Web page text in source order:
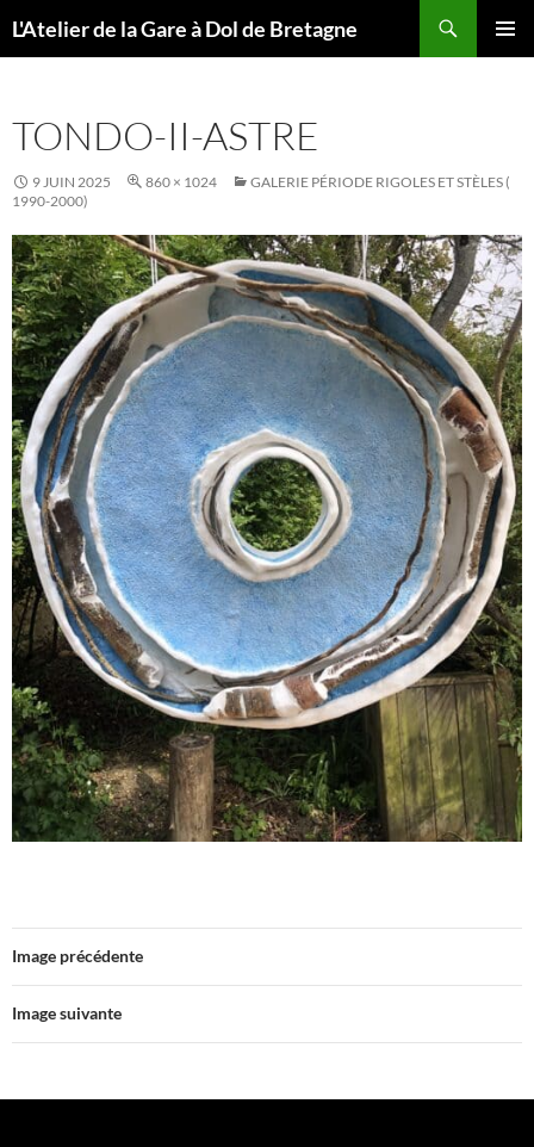
auL'Atelier de la Gare à Dol de Bretagne
TONDO-II-ASTRE
9 JUIN 2025 860 × 1024
GALERIE PÉRIODE RIGOLES ET STÈLES (
1990-2000)
Image précédente
Image suivante